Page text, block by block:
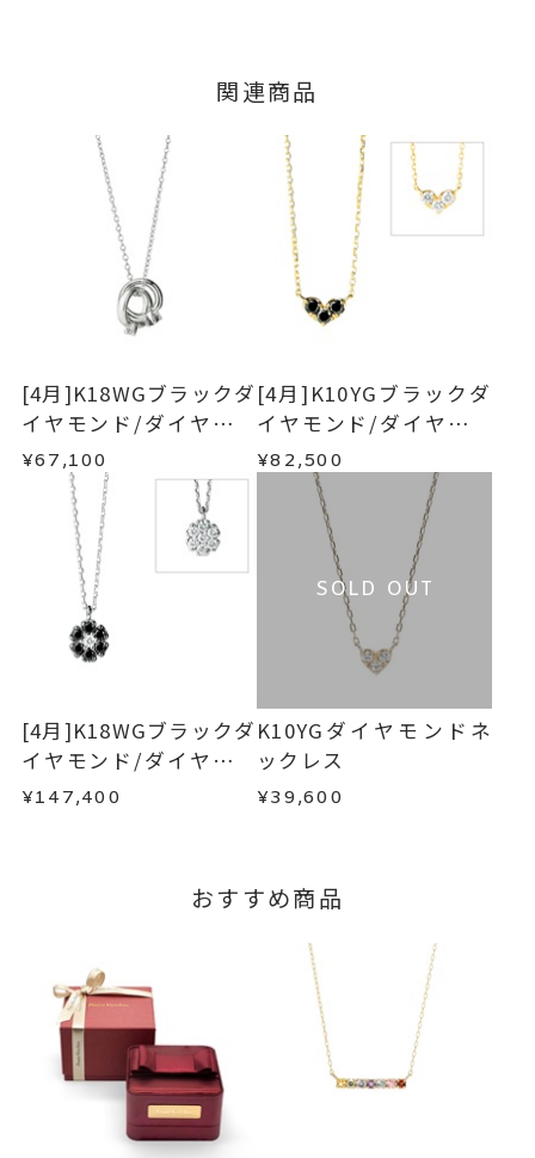
チェーン全長(取り外し可) 40cm
トップ 縦：約15.5mm 横：約
カテゴリー
、
ダイヤモンドネックレス
刻印
刻印サービス対象商品
※刻印をご希望の場合には、必ず
ご注文時にご指定ください。
ご注文確定後の刻印は承っており
ませんので、あらかじめご了承く
ださい。
刻印文字数
一段目：お名前(文字数はアルファ
ベット小文字10文字以内)
ます。
※「.(ドット)」など記号やスペー
スはお入れできません。
「日付のみ」の刻印は承りかねま
刻印字体
BABY'Sシルバースプーン用文字タ
※字体の選択はできません。
■お届け目安が「3営業日以内に発送」の商品
例：金曜日17時までのご注文→翌週火曜日までに
発送いたします。
■お届け目安が「約1ヶ月半以内～」の商品
ご注文いただいてから在庫状況を確認いたしま
・在庫のご用意ができる場合： 約1週間～1ヶ月以
内を目安に発送いたします。
・受注生産となる場合： 商品ページに記載のある
目安日数を頂戴し、一から製作いたします。
※お急ぎの方はご注文前にお問い合わせくださ
い。事前に現在の納期状況を確認いたします。
お届け予定日はご注文から2営業日以内にメールに
ージの購入履歴一覧よりご注文状況をご確認いた
ご注文状況が「注文済み」の場合に限り、キャ
ンセルを承ります。
メンバーシップ未登録のお客さまは、お問い合
わせフォームよりご連絡ください。
返品・交換以下の場合、商品の返品・交換・返金
は承りかねます。
・受注生産の商品
・お客さまのお手元で傷や汚れが発生した商品
・到着後ご連絡無く7日以上経過した商品
・刻印をお入れした商品
・販売期間が限定されている商品
・過度な交換・返品を繰り返している場合
商品の品質には万全を期しておりますが、万が一
不良品の場合、またはご注文のお品と異なる場合
は、早急に商品を交換させていただきます。
はお問い合わせフォームよりご連絡ください。
この場合の返送料は弊社にて負担いたしますの
で、着払いにてご返送ください。
詳細はこちら
関連商品
[4月]K18WGブラックダ
イヤモンド/ダイヤモン
ドチャーム
¥67,100
[4月]K10YGブラックダ
イヤモンド/ダイヤモン
ドリバーシブルネック
¥82,500
[4月]K18WGブラックダ
イヤモンド/ダイヤモン
ドリバーシブルネック
¥147,400
SOLD OUT
K10YGダイヤモンドネ
ックレス
¥39,600
おすすめ商品